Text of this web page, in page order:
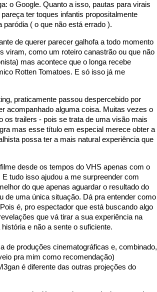
o Google. Quanto a isso, pautas para virais
ter toques infantis propositalmente
( o que não está errado ).
de querer parecer galhofa a todo momento
viram, como um roteiro canastrão ou que não
mas acontece que o longa recebe
Rotten Tomatoes. E só isso já me
praticamente passou despercebido por
acompanhado alguma coisa. Muitas vezes o
os trailers - pois se trata de uma visão mais
mas esse título em especial merece obter a
possa ter a mais natural experiência que
desde os tempos do VHS apenas com o
tudo isso ajudou a me surpreender com
do que apenas aguardar o resultado do
de uma única situação. Dá pra entender como
é, pro espectador que está buscando algo
que vá tirar a sua experiência na
e não a sente o suficiente.
de produções cinematográficas e, combinado,
pra mim como recomendação)
é diferente das outras projeções do